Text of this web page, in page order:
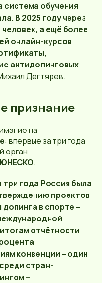
система обучения
В 2025 году через
а ещё более
онлайн-курсов
антидопинговых
Дегтярев.
признание
на
: впервые за три года
орган
ЮНЕСКО.
три года Россия была
проектов
в спорте –
отчётности
конвенции – один
стран-
–